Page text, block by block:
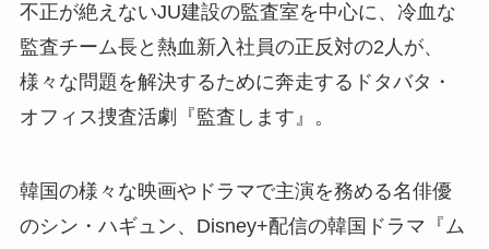
不正が絶えないJU建設の監査室を中心に、冷血な
監査チーム長と熱血新入社員の正反対の2人が、
様々な問題を解決するために奔走するドタバタ・
オフィス捜査活劇『監査します』。
韓国の様々な映画やドラマで主演を務める名俳優
のシン・ハギュン、Disney+配信の韓国ドラマ『ム